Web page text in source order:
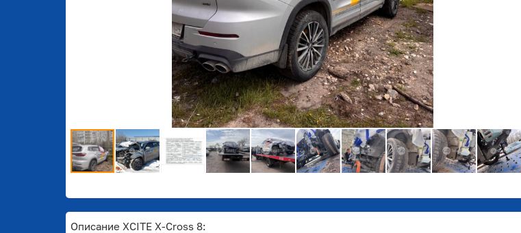
Описание XCITE X-Cross 8: